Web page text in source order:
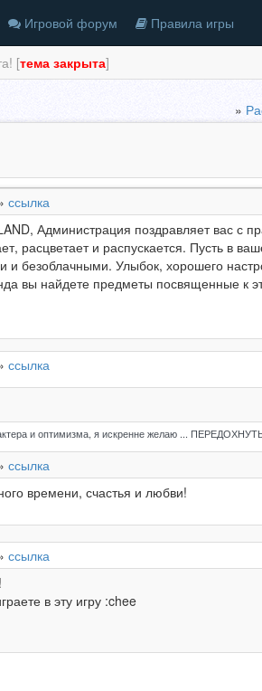
Игровой форум Правила игры
[тема закрыта]
»
ссылка
Администрация поздравляет вас с
расцветает и распускается. Пусть в
и безоблачными. Улыбок, хорошего
вы найдете предметы посвященные к
ссылка
и оптимизма, я искренне желаю ...
ссылка
времени, счастья и любви!
ссылка
в эту игру :chee